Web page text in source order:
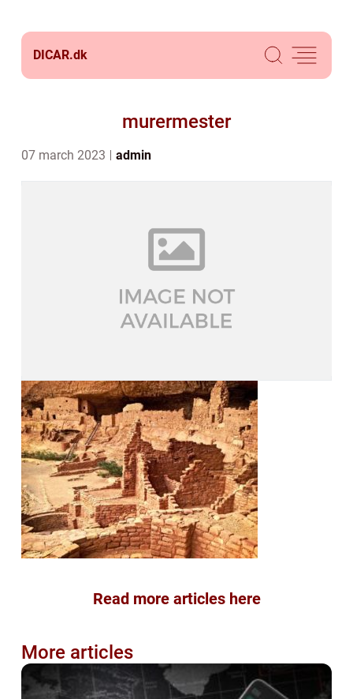
DICAR.dk
murermester
07 march 2023 admin
Read more articles here
More articles